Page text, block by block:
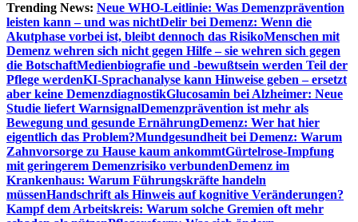
Trending News: Neue WHO-Leitlinie: Was Demenzprävention
leisten kann – und was nichtDelir bei Demenz: Wenn die
Akutphase vorbei ist, bleibt dennoch das RisikoMenschen mit
Demenz wehren sich nicht gegen Hilfe – sie wehren sich gegen
die BotschaftMedienbiografie und -bewußtsein werden Teil der
Pflege werdenKI-Sprachanalyse kann Hinweise geben – ersetzt
aber keine DemenzdiagnostikGlucosamin bei Alzheimer: Neue
Studie liefert WarnsignalDemenzprävention ist mehr als
Bewegung und gesunde ErnährungDemenz: Wer hat hier
eigentlich das Problem?Mundgesundheit bei Demenz: Warum
Zahnvorsorge zu Hause kaum ankommtGürtelrose-Impfung
mit geringerem Demenzrisiko verbundenDemenz im
Krankenhaus: Warum Führungskräfte handeln
müssenHandschrift als Hinweis auf kognitive Veränderungen?
Kampf dem Arbeitskreis: Warum solche Gremien oft mehr